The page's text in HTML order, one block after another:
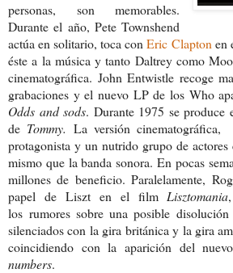
personas, son memorables.
Durante el año, Pete Townshend
actúa en solitario, toca conEric Clapton en
éste a la música y tanto Daltrey como
cinematográfica. John Entwistle recoge
grabaciones y el nuevo LP de los Who
Odds and sods. Durante 1975 se
de Tommy. La versión
protagonista y un nutrido grupo de
mismo que la banda sonora. En pocas
millones de beneficio. Paralelamente,
papel de Liszt en el film Lisztomania
los rumores sobre una posible
silenciados con la gira británica y la gira
coincidiendo con la aparición del
numbers.